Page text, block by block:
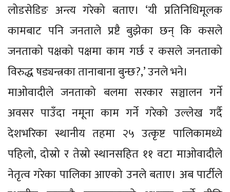
लोडसेडिङ अन्त्य गरेको बताए। ‘यी प्रतिनिधिमूलक
कामबाट पनि जनताले प्रष्टै बुझेका छन् कि कसले
जनताको पक्षको पक्षमा काम गर्छ र कसले जनताको
विरुद्ध षड्यन्त्रका तानाबाना बुन्छ?,’ उनले भने।
माओवादीले जनताको बलमा सरकार सञ्चालन गर्ने
अवसर पाउँदा नमूना काम गर्ने गरेको उल्लेख गर्दै
देशभरिका स्थानीय तहमा २५ उत्कृष्ट पालिकामध्ये
पहिलो, दोस्रो र तेस्रो स्थानसहित ११ वटा माओवादीले
नेतृत्व गरेका पालिका आएको उनले बताए। अब पार्टीले